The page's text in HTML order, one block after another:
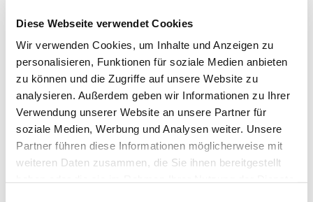
Diese Webseite verwendet Cookies
Wir verwenden Cookies, um Inhalte und Anzeigen zu
personalisieren, Funktionen für soziale Medien anbieten
zu können und die Zugriffe auf unsere Website zu
analysieren. Außerdem geben wir Informationen zu Ihrer
Verwendung unserer Website an unsere Partner für
soziale Medien, Werbung und Analysen weiter. Unsere
Partner führen diese Informationen möglicherweise mit
weiteren Daten zusammen, die Sie ihnen bereitgestellt